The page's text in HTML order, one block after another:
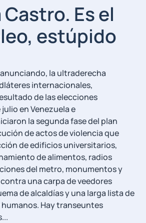
Es el
estúpido
la ultraderecha
internacionales,
de las elecciones
en Venezuela e
la segunda fase del plan
de actos de violencia que
de edificios universitarios,
de alimentos, radios
del metro, monumentos y
una carpa de veedores
de alcaldías y una larga lista de
Hay transeuntes